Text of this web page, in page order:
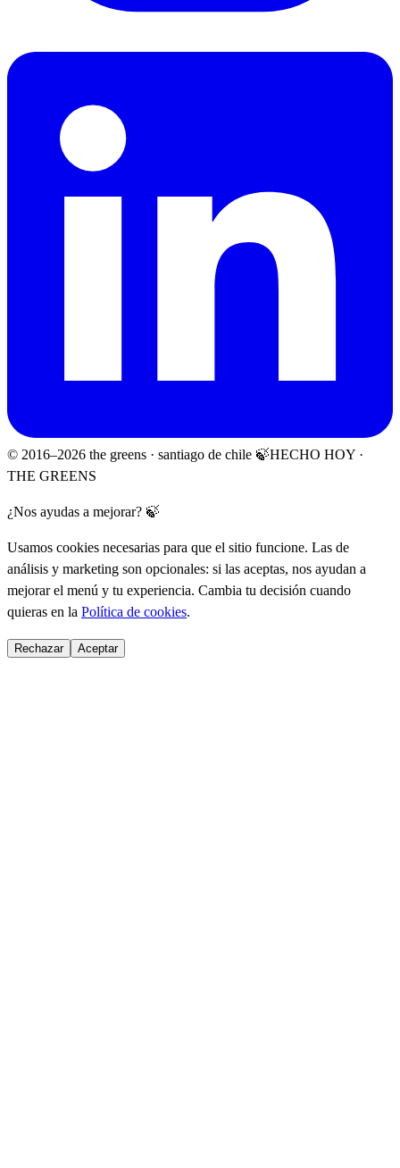
© 2016–2026 the greens · santiago de chile 🍃HECHO HOY ·
THE GREENS
¿Nos ayudas a mejorar? 🍃
Usamos cookies necesarias para que el sitio funcione. Las de
análisis y marketing son opcionales: si las aceptas, nos ayudan a
mejorar el menú y tu experiencia. Cambia tu decisión cuando
quieras en la Política de cookies.
Rechazar Aceptar